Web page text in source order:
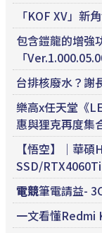
「KOF XV」新
包含鎧龍的增強
「
台排核廢水？謝
樂高x任天堂《
惠與狸克再度集
【悟空】｜華
SSD/
電競筆電請益-
一文看懂Redmi